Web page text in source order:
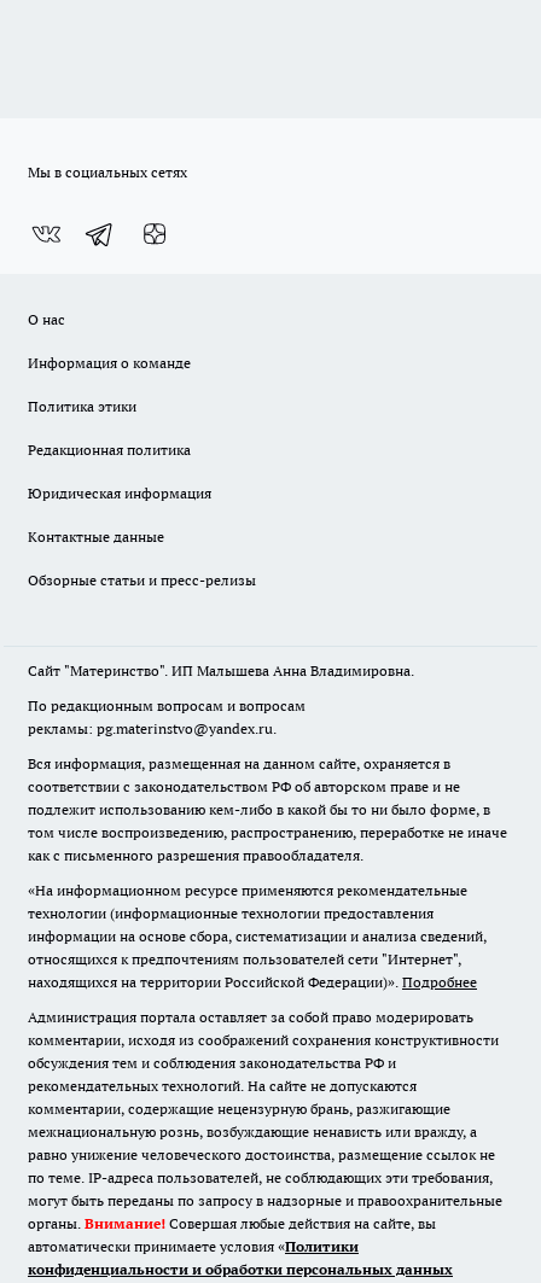
Мы в социальных сетях
О нас
Информация о команде
Политика этики
Редакционная политика
Юридическая информация
Контактные данные
Обзорные статьи и пресс-релизы
Сайт "Материнство". ИП Малышева Анна Владимировна.
По редакционным вопросам и вопросам
рекламы: pg.materinstvo@yandex.ru.
Вся информация, размещенная на данном сайте, охраняется в
соответствии с законодательством РФ об авторском праве и не
подлежит использованию кем-либо в какой бы то ни было форме, в
том числе воспроизведению, распространению, переработке не иначе
как с письменного разрешения правообладателя.
«На информационном ресурсе применяются рекомендательные
технологии (информационные технологии предоставления
информации на основе сбора, систематизации и анализа сведений,
относящихся к предпочтениям пользователей сети "Интернет",
находящихся на территории Российской Федерации)». Подробнее
Администрация портала оставляет за собой право модерировать
комментарии, исходя из соображений сохранения конструктивности
обсуждения тем и соблюдения законодательства РФ и
рекомендательных технологий. На сайте не допускаются
комментарии, содержащие нецензурную брань, разжигающие
межнациональную рознь, возбуждающие ненависть или вражду, а
равно унижение человеческого достоинства, размещение ссылок не
по теме. IP-адреса пользователей, не соблюдающих эти требования,
могут быть переданы по запросу в надзорные и правоохранительные
органы. Внимание! Совершая любые действия на сайте, вы
автоматически принимаете условия «Политики
конфиденциальности и обработки персональных данных